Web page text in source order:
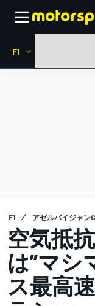
F1
F1 アゼルバイジャン
空気抵
は”マシ
ス最高